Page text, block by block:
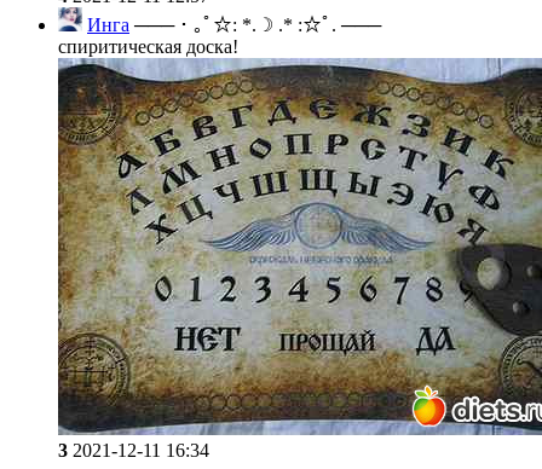
Инга ─── ･ ｡ﾟ☆: *.☽ .* :☆ﾟ. ───
спиритическая доска!
3 2021-12-11 16:34